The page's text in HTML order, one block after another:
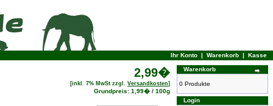
Ihr Konto | Warenkorb | Kasse
2,99�
[inkl. 7% MwSt zzgl. Versandkosten]
Grundpreis: 1,99� / 100g
Warenkorb
0 Produkte
Login